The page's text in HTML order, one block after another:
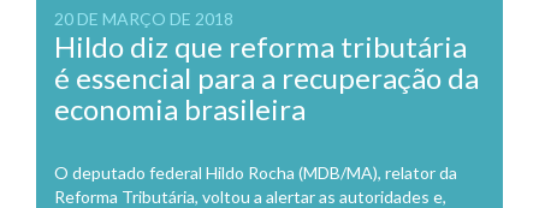
20 DE MARÇO DE 2018
Hildo diz que reforma tributária
é essencial para a recuperação da
economia brasileira
O deputado federal Hildo Rocha (MDB/MA), relator da
Reforma Tributária, voltou a alertar as autoridades e,